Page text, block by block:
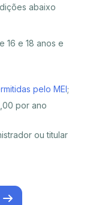
abaixo
16 e 18 anos e
pelo MEI;
por ano
ou titular